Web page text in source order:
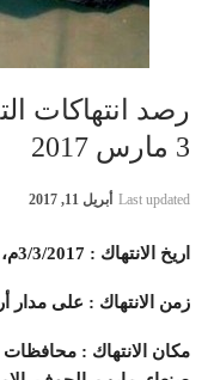
رصد انتهاكات
3 مارس 2017
Last updated أبريل 11, 2017
اريخ الانتهاك : 3/3/2017م، يوم الجمعة
زمن الانتهاك : على
مكان الانتهاك :